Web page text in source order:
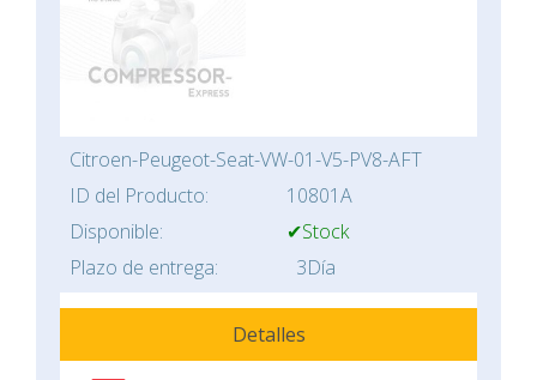
Citroen-Peugeot-Seat-VW-01-V5-PV8-AFT
ID del Producto:
10801A
Disponible:
✔Stock
Plazo de entrega:
3Día
Detalles